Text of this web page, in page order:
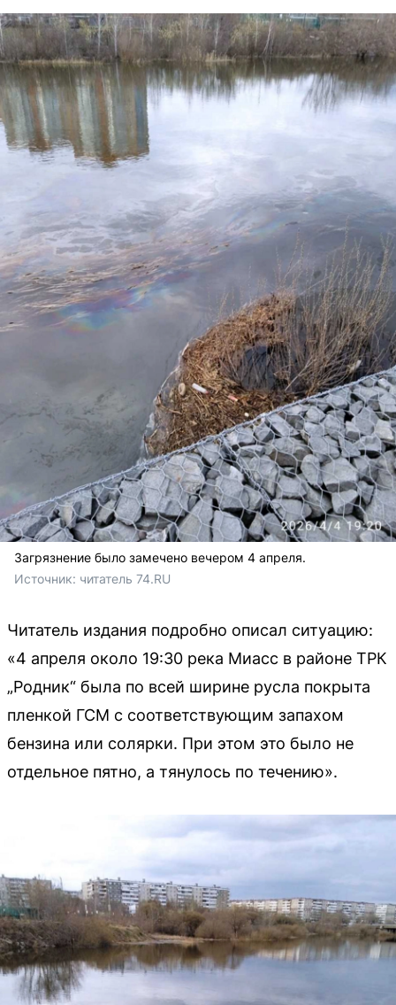
Загрязнение было замечено вечером 4 апреля.
Источник: читатель 74.RU
Читатель издания подробно описал ситуацию:
«4 апреля около 19:30 река Миасс в районе ТРК
„Родник“ была по всей ширине русла покрыта
пленкой ГСМ с соответствующим запахом
бензина или солярки. При этом это было не
отдельное пятно, а тянулось по течению».